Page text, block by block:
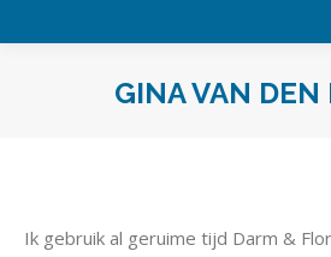
GINA VAN DEN
Ik gebruik al geruime tijd Darm &